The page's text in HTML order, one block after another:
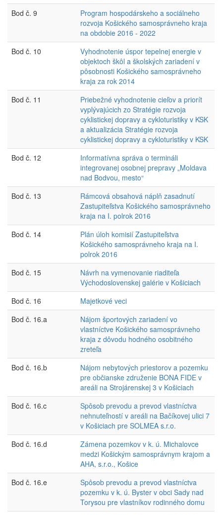
Bod č. 9
Program hospodárskeho a sociálneho
rozvoja Košického samosprávneho kraja
na obdobie 2016 - 2022
Bod č. 10
Vyhodnotenie úspor tepelnej energie v
objektoch škôl a školských zariadení v
pôsobnosti Košického samosprávneho
kraja za rok 2014
Bod č. 11
Priebežné vyhodnotenie cieľov a priorít
vyplývajúcich zo Stratégie rozvoja
cyklistickej dopravy a cykloturistiky v KSK
a aktualizácia Stratégie rozvoja
cyklistickej dopravy a cykloturistiky v KSK
Bod č. 12
Informatívna správa o termináli
integrovanej osobnej prepravy „Moldava
nad Bodvou, mesto“
Bod č. 13
Rámcová obsahová náplň zasadnutí
Zastupiteľstva Košického samosprávneho
kraja na I. polrok 2016
Bod č. 14
Plán úloh komisií Zastupiteľstva
Košického samosprávneho kraja na I.
polrok 2016
Bod č. 15
Návrh na vymenovanie riaditeľa
Východoslovenskej galérie v Košiciach
Bod č. 16
Majetkové veci
Bod č. 16.a
Nájom športových zariadení vo
vlastníctve Košického samosprávneho
kraja z dôvodu hodného osobitného
zreteľa
Bod č. 16.b
Nájom nebytových priestorov a pozemku
pre občianske združenie BONA FIDE v
areáli na Strojárenskej 3 v Košiciach
Bod č. 16.c
Spôsob prevodu a prevod vlastníctva
nehnuteľností v areáli na Bačíkovej ulici 7
v Košiciach pre SOLMEA s.r.o.
Bod č. 16.d
Zámena pozemkov v k. ú. Michalovce
medzi Košickým samosprávnym krajom a
AHA, s.r.o., Košice
Bod č. 16.e
Spôsob prevodu a prevod vlastníctva
pozemku v k. ú. Byster v obci Sady nad
Torysou pre vlastníkov rodinného domu